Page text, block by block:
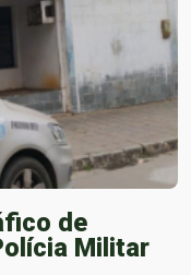
de
Militar